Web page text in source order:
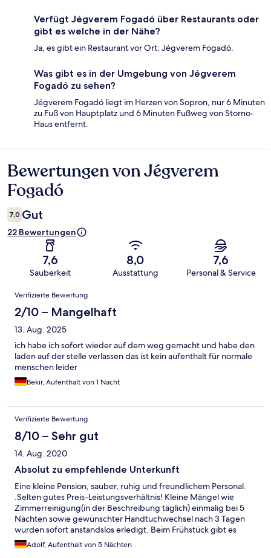
Verfügt Jégverem Fogadó über Restaurants oder
gibt es welche in der Nähe?
Ja, es gibt ein Restaurant vor Ort: Jégverem Fogadó.
Was gibt es in der Umgebung von Jégverem
Fogadó zu sehen?
Jégverem Fogadó liegt im Herzen von Sopron, nur 6 Minuten
zu Fuß von Hauptplatz und 6 Minuten Fußweg von Storno-
Haus entfernt.
Bewertungen
Bewertungen von Jégverem
Fogadó
7,0 Gut
22 Bewertungen
7,6
Sauberkeit
8,0
Ausstattung
7,6
Personal & Service
Bewertungen
Verifizierte Bewertung
2/10 – Mangelhaft
13. Aug. 2025
ich habe ich sofort wieder auf dem weg gemacht und habe den
laden auf der stelle verlassen das ist kein aufenthalt für normale
menschen leider
Bekir, Aufenthalt von 1 Nacht
Verifizierte Bewertung
8/10 – Sehr gut
14. Aug. 2020
Absolut zu empfehlende Unterkunft
Eine kleine Pension, sauber, ruhig und freundlichem Personal.
.Selten gutes Preis-Leistungsverhältnis! Kleine Mängel wie
Zimmerreinigung(in der Beschreibung täglich) einmalig bei 5
Nächten sowie gewünschter Handtuchwechsel nach 3 Tagen
wurden sofort anstandslos erledigt. Beim Frühstück gibt es
ebenfalls Nachholbedarf, am Wochentag sind dann schon mal
um 8'45Uhr die Brötchen fertig. Ansonsten aber ebenfalls
Adolf, Aufenthalt von 5 Nächten